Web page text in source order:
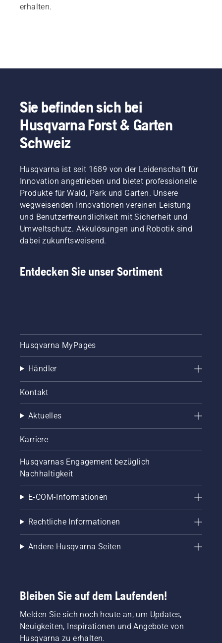
erhalten.
Sie befinden sich bei
Husqvarna Forst & Garten
Schweiz
Husqvarna ist seit 1689 von der Leidenschaft für
Innovation angetrieben und bietet professionelle
Produkte für Wald, Park und Garten. Unsere
wegweisenden Innovationen vereinen Leistung
und Benutzerfreundlichkeit mit Sicherheit und
Umweltschutz. Akkulösungen und Robotik sind
dabei zukunftsweisend.
Entdecken Sie unser Sortiment
Husqvarna MyPages
Händler
Kontakt
Aktuelles
Karriere
Husqvarnas Engagement bezüglich
Nachhaltigkeit
E-COM-Informationen
Rechtliche Informationen
Andere Husqvarna Seiten
Bleiben Sie auf dem Laufenden!
Melden Sie sich noch heute an, um Updates,
Neuigkeiten, Inspirationen und Angebote von
Husqvarna zu erhalten.